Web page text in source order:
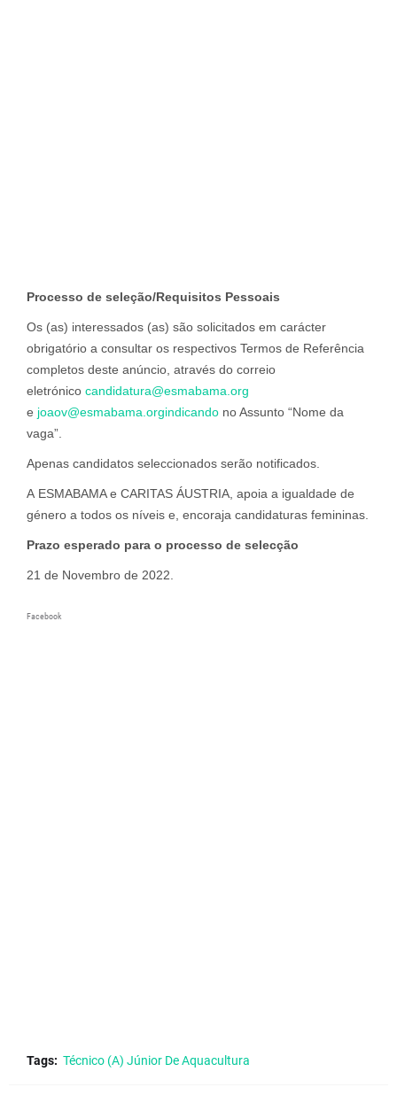
Processo de seleção/Requisitos Pessoais
Os (as) interessados (as) são solicitados em carácter
obrigatório a consultar os respectivos Termos de Referência
completos deste anúncio, através do correio
eletrónico candidatura@esmabama.org
e joaov@esmabama.orgindicando no Assunto “Nome da
vaga”.
Apenas candidatos seleccionados serão notificados.
A ESMABAMA e CARITAS ÁUSTRIA, apoia a igualdade de
género a todos os níveis e, encoraja candidaturas femininas.
Prazo esperado para o processo de selecção
21 de Novembro de 2022.
Facebook
Tags: Técnico (A) Júnior De Aquacultura